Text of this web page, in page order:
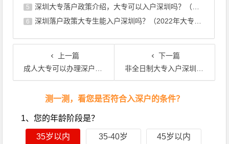
5 深圳大专落户政策介绍，大专可以入户深圳吗？（2022年大专学 ...
6 深圳落户政策大专生能入户深圳吗？（2022年大专学历还可以入 ...
上一篇
成人大专可以办理深户吗（入户深圳会更难吗）
下一篇
非全日制大专入户深圳条件（非全日制大专可以落户深圳吗）
测一测，看您是否符合入深户的条件？
1、您的年龄阶段是？
35岁以内 35-40岁 45岁以内